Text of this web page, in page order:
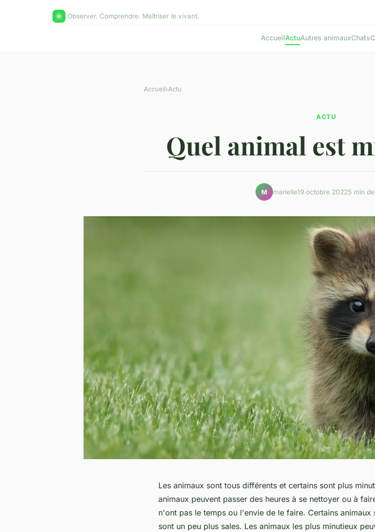
Observer. Comprendre. Maîtriser le vivant.
AccueilActuAutres animauxChats
Accueil›Actu
ACTU
Quel animal est
M marielle19 octobre 20225 min
Les animaux sont tous différents et certains sont plus
animaux peuvent passer des heures à se nettoyer ou à
n'ont pas le temps ou l'envie de le faire. Certains
sont un peu plus sales. Les animaux les plus minutieux